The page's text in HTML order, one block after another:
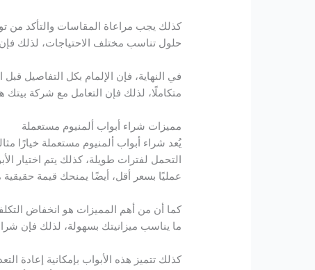
كذلك يجب مراعاة المقاسات والتأكد من
حلول تناسب مختلف الاحتياجات، لذلك
في النهاية، فإن الإلمام بكل التفاصيل
متكاملًا، لذلك فإن التعامل مع شركة
مميزات شراء أبواب ألمنيوم مستعملة
يُعد شراء أبواب ألمنيوم مستعملة خيارًا
التحمل لفترات طويلة، كذلك يتم اختيار
عمليًا بسعر أقل، أيضًا يمنحك قيمة حقيقية
كما أن من أهم المميزات هو انخفاض
ما يناسب ميزانيتك بسهولة، لذلك فإن
كذلك تتميز هذه الأبواب بإمكانية إعادة